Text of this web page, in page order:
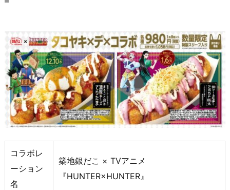
コラボレ
ーション
名
築地銀だこ × TVアニメ
『HUNTER×HUNTER』